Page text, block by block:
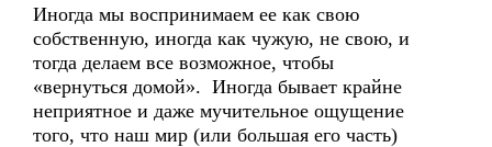
Иногда мы воспринимаем ее как свою
собственную, иногда как чужую, не свою, и
тогда делаем все возможное, чтобы
«вернуться домой». Иногда бывает крайне
неприятное и даже мучительное ощущение
того, что наш мир (или большая его часть)